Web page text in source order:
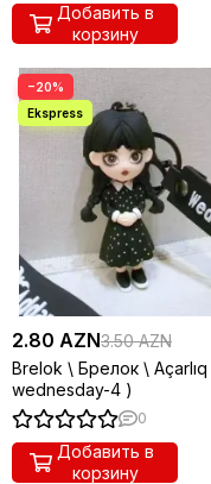
Добавить в
корзину
−20%
2.80 AZN3.50 AZN
Brelok \ Брелок \ Açarlıq (
wednesday-4 )
0
Добавить в
корзину